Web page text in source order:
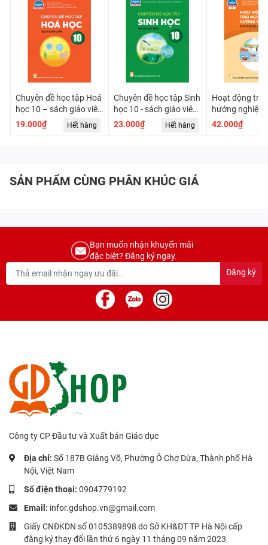
Chuyên đề học tập Hoá
học 10 – sách giáo viên
(Chân trời sáng tạo)
19.000₫ Hết hàng
Chuyên đề học tập Sinh
học 10 - sách giáo viên
(Chân trời sáng tạo)
23.000₫ Hết hàng
Hoạt động trải
hướng nghiệp
sách giáo viên
trời sáng tạo)
42.000₫
SẢN PHẨM CÙNG PHÂN KHÚC GIÁ
Bạn muốn nhận khuyến mãi
đặc biệt? Đăng ký ngay.
Đăng ký
Công ty CP Đầu tư và Xuất bản Giáo dục
Địa chỉ: Số 187B Giảng Võ, Phường Ô Chợ Dừa, Thành phố Hà
Nội, Việt Nam
Số điện thoại: 0904779192
Email: infor.gdshop.vn@gmail.com
Giấy CNĐKDN số 0105389898 do Sở KH&ĐT TP Hà Nội cấp
đăng ký thay đổi lần thứ 6 ngày 11 tháng 09 năm 2023